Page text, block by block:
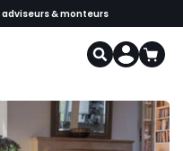
1000+ kachels en haarden